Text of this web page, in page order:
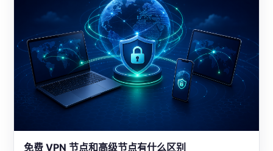
免费 VPN 节点和高级节点有什么区别